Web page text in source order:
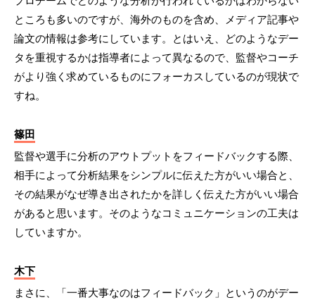
ところも多いのですが、海外のものを含め、メディア記事や
論文の情報は参考にしています。とはいえ、どのようなデー
タを重視するかは指導者によって異なるので、監督やコーチ
がより強く求めているものにフォーカスしているのが現状で
すね。
篠田
監督や選手に分析のアウトプットをフィードバックする際、
相手によって分析結果をシンプルに伝えた方がいい場合と、
その結果がなぜ導き出されたかを詳しく伝えた方がいい場合
があると思います。そのようなコミュニケーションの工夫は
していますか。
木下
まさに、「一番大事なのはフィードバック」というのがデー